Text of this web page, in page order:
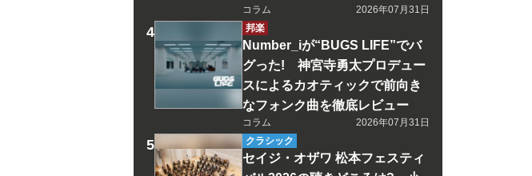
コラム
2026年07月31日
邦楽
Number_iが“BUGS LIFE”でバ
グった! 神宮寺勇太プロデュー
スによるカオティックで前向き
なフォンク曲を徹底レビュー
コラム
2026年07月31日
クラシック
セイジ・オザワ 松本フェスティ